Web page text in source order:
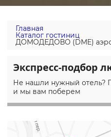
Главная
Каталог гостиниц
ДОМОДЕДОВО (DME)
Экспресс-подбор
Не нашли нужный отель?
и мы вам поберем